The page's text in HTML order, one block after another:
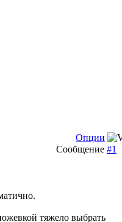
Опции
Сообщение #1
тяжело выбрать